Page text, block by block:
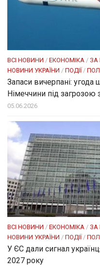
ВСІ НОВИНИ / ЕКОНОМІКА / ЗА
НОВИНИ УКРАЇНИ / ПОДІЇ/
Запаси вичерпані: угода
Німеччини під загрозою
05.06.2026
ВСІ НОВИНИ / ЕКОНОМІКА / ЗА
НОВИНИ УКРАЇНИ / ПОДІЇ/
У ЄС дали сигнал
2027 року